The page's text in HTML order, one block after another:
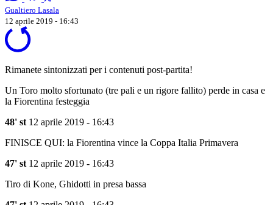
Gualtiero Lasala
12 aprile 2019 - 16:43
Rimanete sintonizzati per i contenuti post-partita!
Un Toro molto sfortunato (tre pali e un rigore fallito) perde in casa e
la Fiorentina festeggia
48' st 12 aprile 2019 - 16:43
FINISCE QUI: la Fiorentina vince la Coppa Italia Primavera
47' st 12 aprile 2019 - 16:43
Tiro di Kone, Ghidotti in presa bassa